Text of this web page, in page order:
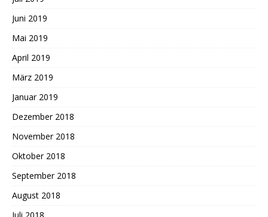
Juni 2019
Mai 2019
April 2019
März 2019
Januar 2019
Dezember 2018
November 2018
Oktober 2018
September 2018
August 2018